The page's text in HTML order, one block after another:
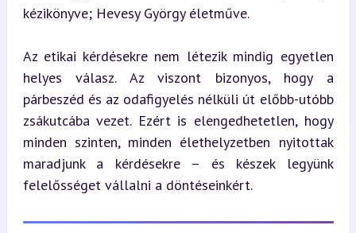
kézikönyve; Hevesy György életműve.
Az etikai kérdésekre nem létezik mindig egyetlen
helyes válasz. Az viszont bizonyos, hogy a
párbeszéd és az odafigyelés nélküli út előbb-utóbb
zsákutcába vezet. Ezért is elengedhetetlen, hogy
minden szinten, minden élethelyzetben nyitottak
maradjunk a kérdésekre – és készek legyünk
felelősséget vállalni a döntéseinkért.